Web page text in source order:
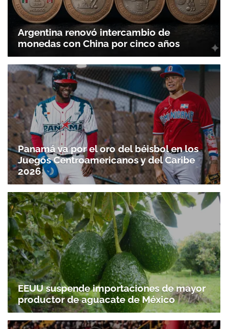
Gracias por suscribirte a nuestro boletín.
ACEPTAR
Argentina renovó intercambio de
monedas con China por cinco años
Panamá va por el oro del béisbol en los
Juegos Centroamericanos y del Caribe
2026
EEUU suspende importaciones de mayor
productor de aguacate de México